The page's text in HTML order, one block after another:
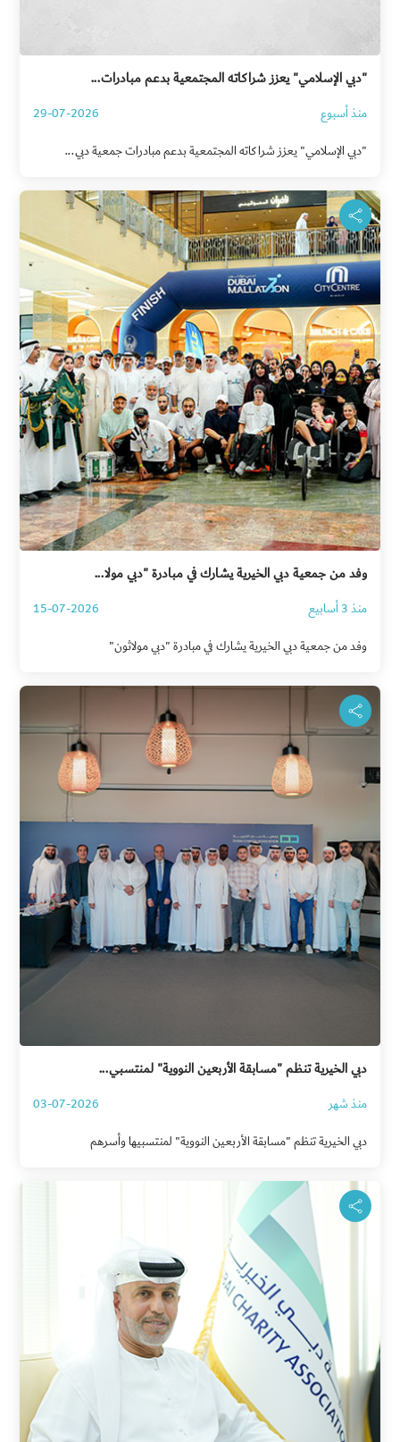
"دبي الإسلامي" يعزز شراكاته المجتمعية بدعم مبادرات...
منذ أسبوع
29-07-2026
"دبي الإسلامي" يعزز شراكاته المجتمعية بدعم مبادرات جمعية دبي...
وفد من جمعية دبي الخيرية يشارك في مبادرة "دبي مولا...
منذ 3 أسابيع
15-07-2026
وفد من جمعية دبي الخيرية يشارك في مبادرة "دبي مولاثون"
دبي الخيرية تنظم "مسابقة الأربعين النووية" لمنتسبي...
منذ شهر
03-07-2026
دبي الخيرية تنظم "مسابقة الأربعين النووية" لمنتسبيها وأسرهم